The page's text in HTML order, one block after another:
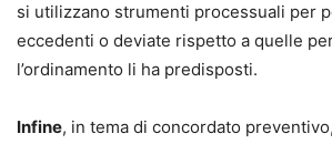
si utilizzano strumenti processuali per
eccedenti o deviate rispetto a quelle
l’ordinamento li ha predisposti.
Infine, in tema di concordato preventivo,